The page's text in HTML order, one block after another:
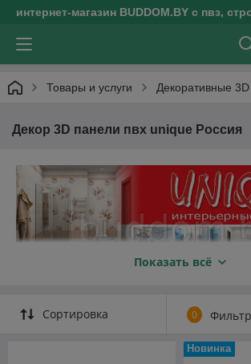
интернет-магазин BUDDOM.BY с пвз,
Товары и услуги Декоративные
Декор 3D панели пвх unique Россия
полноцветной печати Unigue.
Cтеновые декор панели Уникум
представляют собой Панели ПВХ с
фотопечати. Легко моются. Быстро
Показать всё
Сортировка 0
Новинка